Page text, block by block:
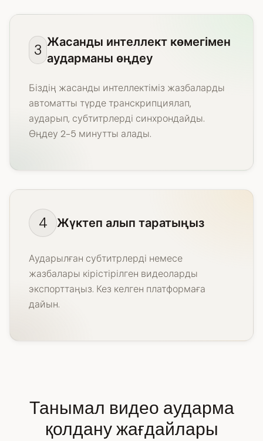
3 Жасанды интеллект көмегімен
аударманы өңдеу
Біздің жасанды интеллектіміз жазбаларды
автоматты түрде транскрипциялап,
аударып, субтитрлерді синхрондайды.
Өңдеу 2-5 минутты алады.
4 Жүктеп алып таратыңыз
Аударылған субтитрлерді немесе
жазбалары кірістірілген видеоларды
экспорттаңыз. Кез келген платформаға
дайын.
Танымал видео аударма
қолдану жағдайлары